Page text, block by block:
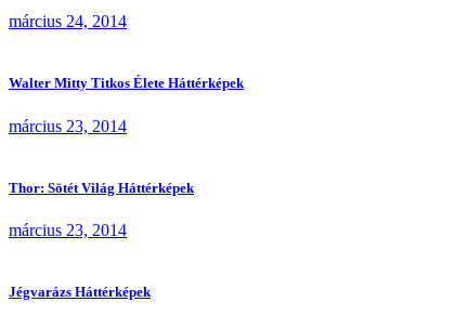
március 24, 2014
Walter Mitty Titkos Élete Háttérképek
március 23, 2014
Thor: Sötét Világ Háttérképek
március 23, 2014
Jégvarázs Háttérképek